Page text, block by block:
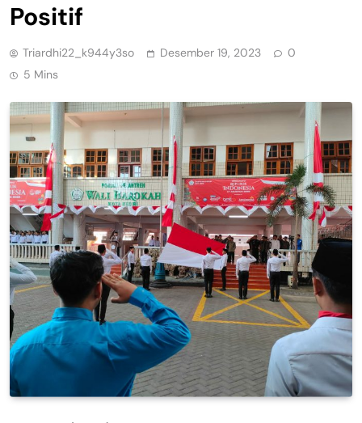
Positif
Triardhi22_k944y3so Desember 19, 2023
0
5 Mins